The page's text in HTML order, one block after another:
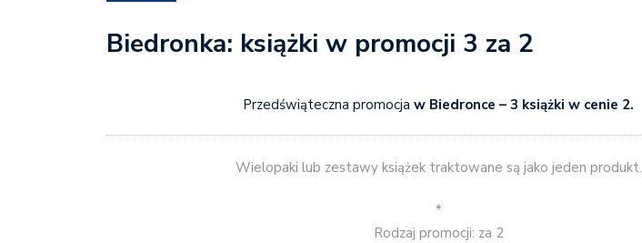
Biedronka: książki w promocji 3 za 2
Przedświąteczna promocja w Biedronce – 3 książki w cenie 2.
Wielopaki lub zestawy książek traktowane są jako jeden produkt.
*
Rodzaj promocji: za 2